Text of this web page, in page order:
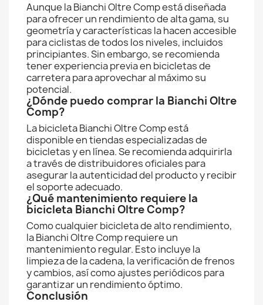
Aunque la Bianchi Oltre Comp está diseñada
para ofrecer un rendimiento de alta gama, su
geometría y características la hacen accesible
para ciclistas de todos los niveles, incluidos
principiantes. Sin embargo, se recomienda
tener experiencia previa en bicicletas de
carretera para aprovechar al máximo su
potencial.
¿Dónde puedo comprar la Bianchi Oltre
Comp?
La bicicleta Bianchi Oltre Comp está
disponible en tiendas especializadas de
bicicletas y en línea. Se recomienda adquirirla
a través de distribuidores oficiales para
asegurar la autenticidad del producto y recibir
el soporte adecuado.
¿Qué mantenimiento requiere la
bicicleta Bianchi Oltre Comp?
Como cualquier bicicleta de alto rendimiento,
la Bianchi Oltre Comp requiere un
mantenimiento regular. Esto incluye la
limpieza de la cadena, la verificación de frenos
y cambios, así como ajustes periódicos para
garantizar un rendimiento óptimo.
Conclusión